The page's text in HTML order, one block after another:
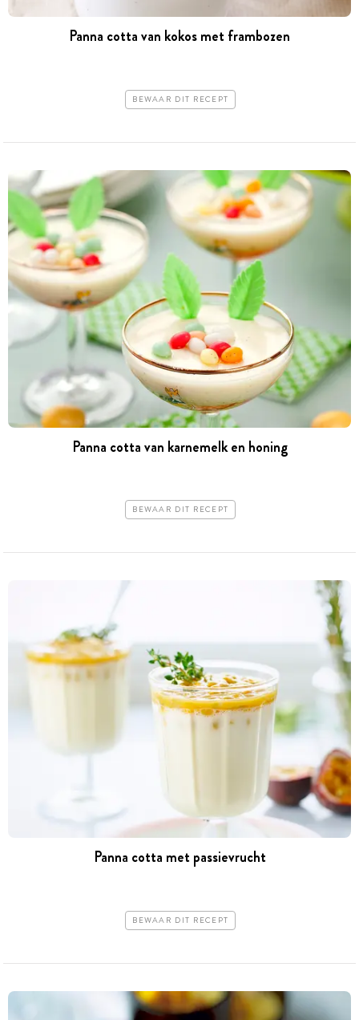
Panna cotta van kokos met frambozen
BEWAAR DIT RECEPT
Panna cotta van karnemelk en honing
BEWAAR DIT RECEPT
Panna cotta met passievrucht
BEWAAR DIT RECEPT